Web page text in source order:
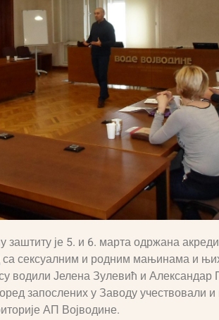
заштиту је 5. и 6. марта одржана
са сексуалним и родним мањинама и
водили Јелена Зулевић и Александар
запослених у Заводу учествовали
АП Војводине.